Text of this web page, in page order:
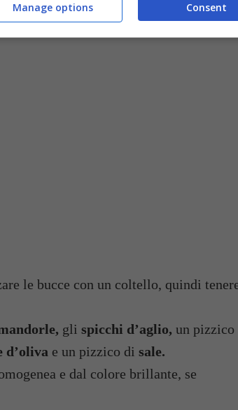
Delizioso pesto di buccia di carote –
le bucce con un coltello, quindi
gli spicchi d’aglio, un pizzico
d’oliva e un pizzico di sale.
e dal colore brillante, se
Consent
Manage options